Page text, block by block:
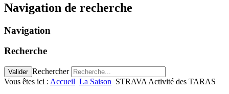
Navigation de recherche
Navigation
Recherche
Valider Rechercher
Vous êtes ici : Accueil La Saison STRAVA Activité des TARAS